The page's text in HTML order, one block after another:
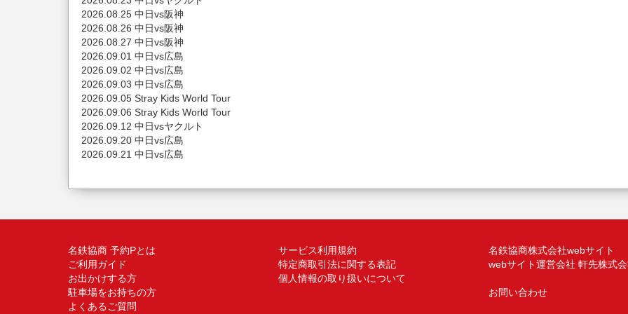
2026.08.25 中日vs阪神
2026.08.26 中日vs阪神
2026.08.27 中日vs阪神
2026.09.01 中日vs広島
2026.09.02 中日vs広島
2026.09.03 中日vs広島
2026.09.05 Stray Kids World Tour
2026.09.06 Stray Kids World Tour
2026.09.12 中日vsヤクルト
2026.09.20 中日vs広島
2026.09.21 中日vs広島
名鉄協商 予約Pとは
ご利用ガイド
お出かけする方
駐車場をお持ちの方
よくあるご質問
サービス利用規約
特定商取引法に関する表記
個人情報の取り扱いについて
名鉄協商株式会社webサイト
webサイト運営会社 軒先株式
お問い合わせ